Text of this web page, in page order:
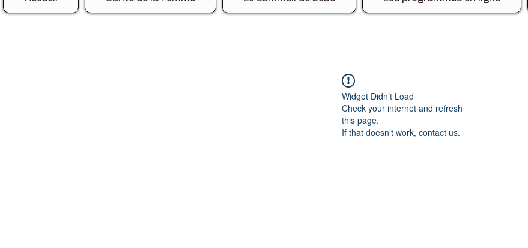
Widget Didn’t Load
Check your internet and refresh
this page.
If that doesn’t work, contact us.